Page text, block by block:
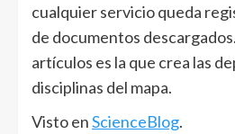
cualquier servicio queda
de documentos
artículos es la que crea las
disciplinas del mapa.
Visto enScienceBlog.